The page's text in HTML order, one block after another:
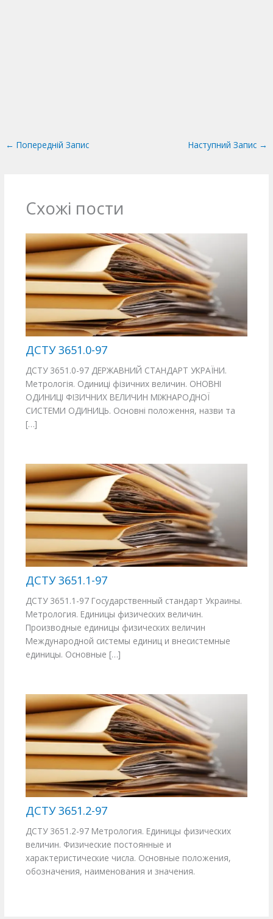
← Попередній Запис Наступний Запис →
Схожі пости
ДСТУ 3651.0-97
ДСТУ 3651.0-97 ДЕРЖАВНИЙ СТАНДАРТ УКРАЇНИ.
Метрологія. Одиниці фізичних величин. ОНОВНІ
ОДИНИЦІ ФІЗИЧНИХ ВЕЛИЧИН МІЖНАРОДНОЇ
СИСТЕМИ ОДИНИЦЬ. Основні положення, назви та
[…]
ДСТУ 3651.1-97
ДСТУ 3651.1-97 Государственный стандарт Украины.
Метрология. Единицы физических величин.
Производные единицы физических величин
Международной системы единиц и внесистемные
единицы. Основные […]
ДСТУ 3651.2-97
ДСТУ 3651.2-97 Метрология. Единицы физических
величин. Физические постоянные и
характеристические числа. Основные положения,
обозначения, наименования и значения.